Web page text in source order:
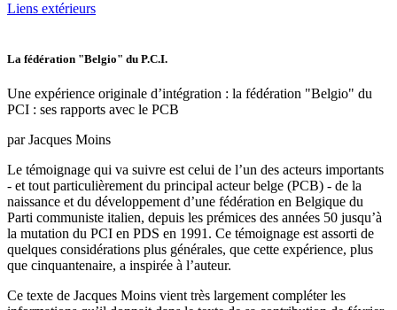
Liens extérieurs
La fédération "Belgio" du P.C.I.
Une expérience originale d’intégration : la fédération "Belgio" du
PCI : ses rapports avec le PCB
par Jacques Moins
Le témoignage qui va suivre est celui de l’un des acteurs importants
- et tout particulièrement du principal acteur belge (PCB) - de la
naissance et du développement d’une fédération en Belgique du
Parti communiste italien, depuis les prémices des années 50 jusqu’à
la mutation du PCI en PDS en 1991. Ce témoignage est assorti de
quelques considérations plus générales, que cette expérience, plus
que cinquantenaire, a inspirée à l’auteur.
Ce texte de Jacques Moins vient très largement compléter les